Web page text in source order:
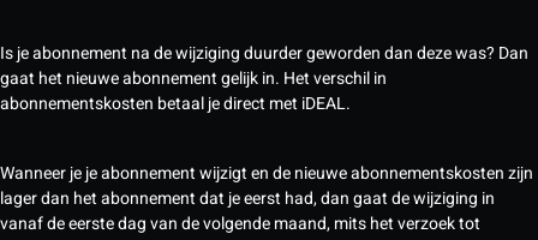
Is je abonnement na de wijziging duurder geworden dan deze was? Dan
gaat het nieuwe abonnement gelijk in. Het verschil in
abonnementskosten betaal je direct met iDEAL.
Wanneer je je abonnement wijzigt en de nieuwe abonnementskosten zijn
lager dan het abonnement dat je eerst had, dan gaat de wijziging in
vanaf de eerste dag van de volgende maand, mits het verzoek tot